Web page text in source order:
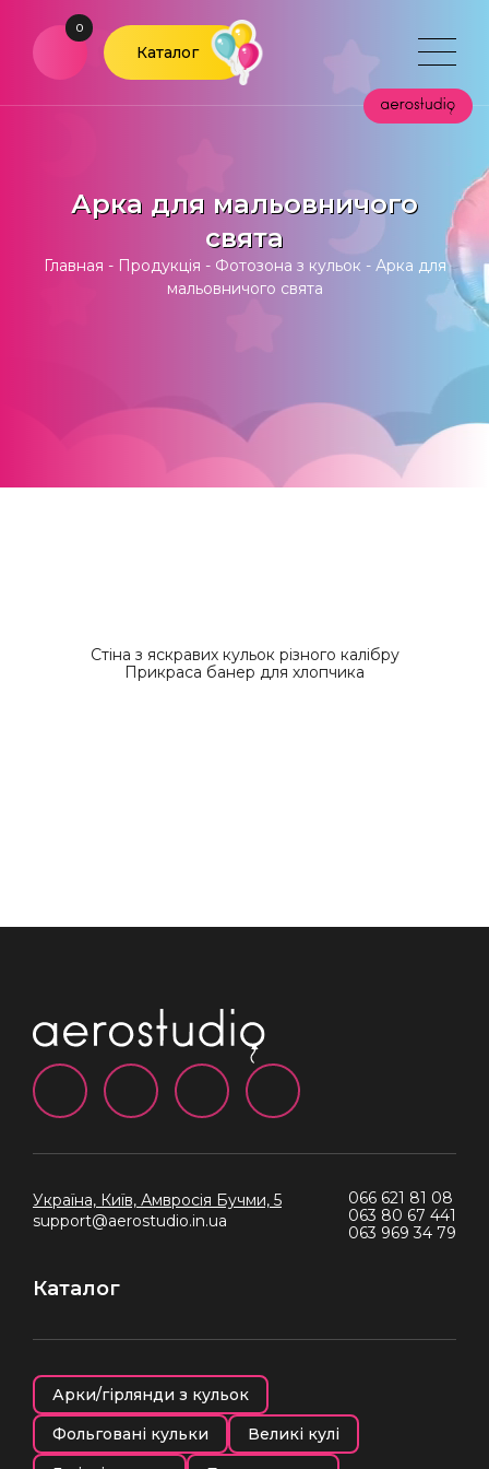
0
Каталог
Арка для мальовничого
свята
Главная - Продукція - Фотозона з кульок - Арка для
мальовничого свята
Стіна з яскравих кульок різного калібру
Прикраса банер для хлопчика
Україна, Київ, Амвросія Бучми, 5
support@aerostudio.in.ua
066 621 81 08
063 80 67 441
063 969 34 79
Каталог
Арки/гірлянди з кульок
Фольговані кульки
Великі кулі